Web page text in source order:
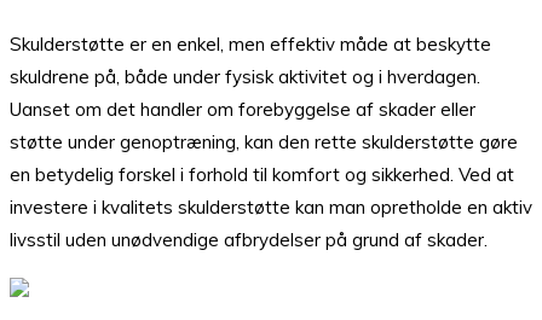
Skulderstøtte er en enkel, men effektiv måde at beskytte
skuldrene på, både under fysisk aktivitet og i hverdagen.
Uanset om det handler om forebyggelse af skader eller
støtte under genoptræning, kan den rette skulderstøtte gøre
en betydelig forskel i forhold til komfort og sikkerhed. Ved at
investere i kvalitets skulderstøtte kan man opretholde en aktiv
livsstil uden unødvendige afbrydelser på grund af skader.